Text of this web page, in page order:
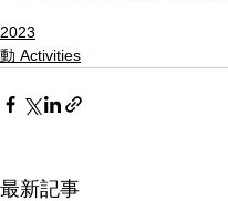
2023
動 Activities
最新記事